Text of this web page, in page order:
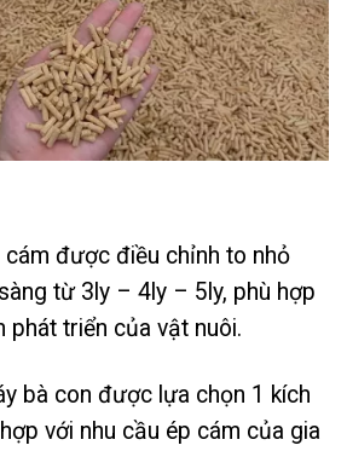
được điều chỉnh to nhỏ
từ 3ly – 4ly – 5ly, phù hợp
phát triển của vật nuôi.
bà con được lựa chọn 1 kích
với nhu cầu ép cám của gia